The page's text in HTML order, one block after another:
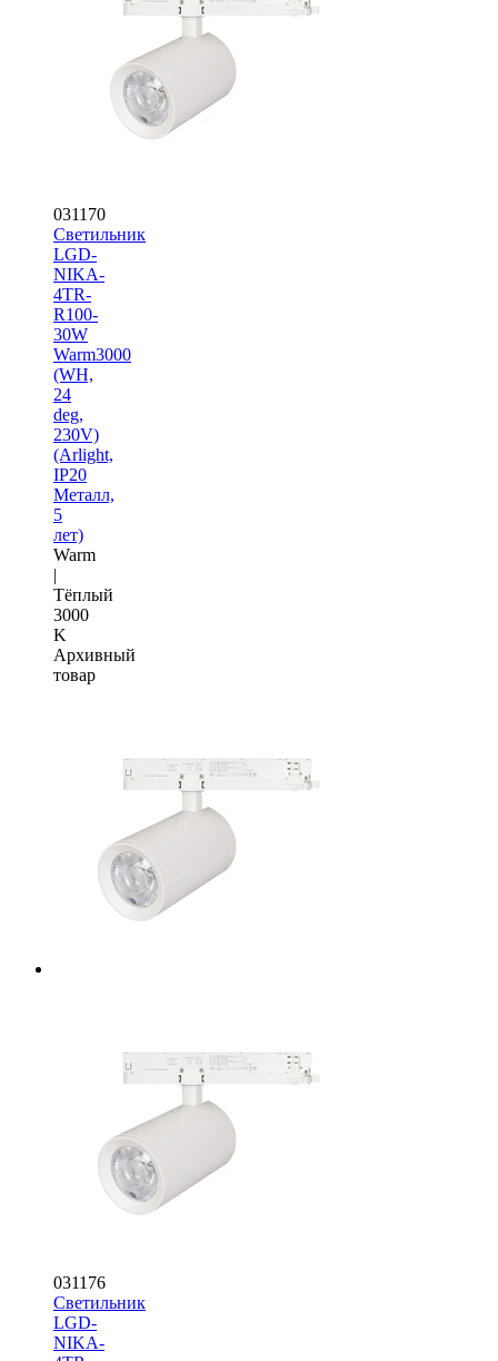
031170
Светильник
LGD-
NIKA-
4TR-
R100-
30W
Warm3000
(WH,
24
deg,
230V)
(Arlight,
IP20
Металл,
5
лет)
Warm
|
Тёплый
3000
K
Архивный
товар
031176
Светильник
LGD-
NIKA-